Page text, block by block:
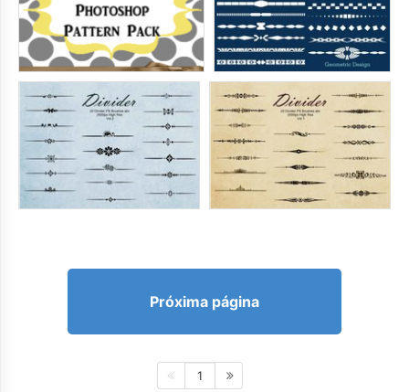
Próxima página
1